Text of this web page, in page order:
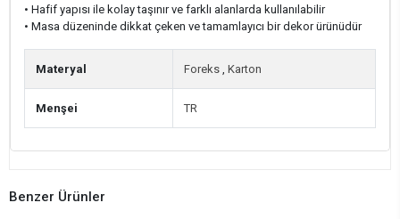
• Hafif yapısı ile kolay taşınır ve farklı alanlarda kullanılabilir
• Masa düzeninde dikkat çeken ve tamamlayıcı bir dekor ürünüdür
Materyal Foreks , Karton
Menşei TR
Benzer Ürünler